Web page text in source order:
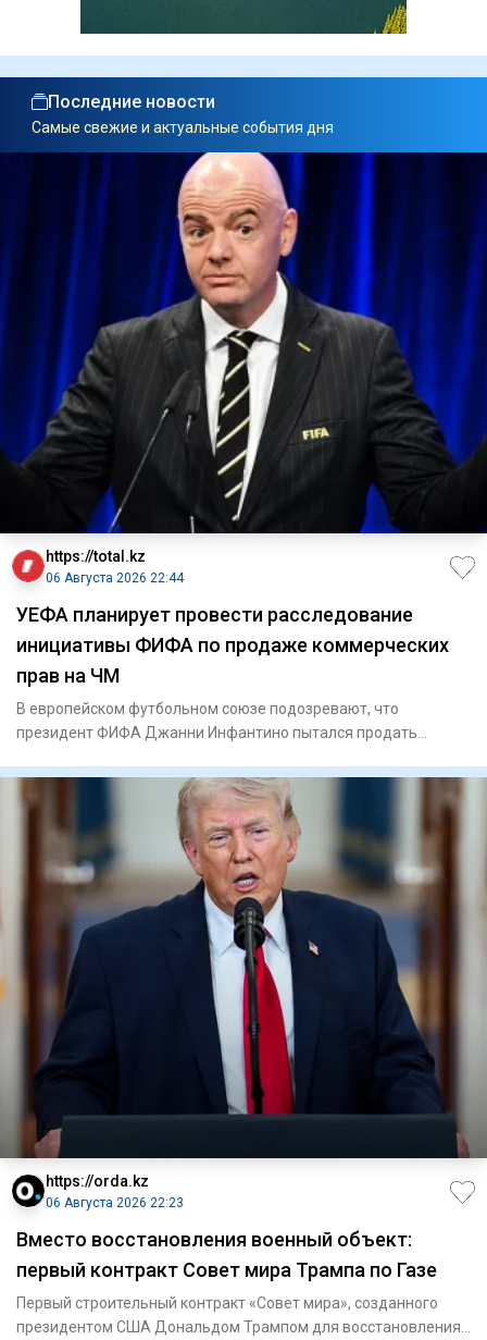
Последние новости
Самые свежие и актуальные события дня
https://total.kz
06 Августа 2026 22:44
УЕФА планирует провести расследование
инициативы ФИФА по продаже коммерческих
прав на ЧМ
В европейском футбольном союзе подозревают, что
президент ФИФА Джанни Инфантино пытался продать
https://orda.kz
06 Августа 2026 22:23
Вместо восстановления военный объект:
первый контракт Совет мира Трампа по Газе
Первый строительный контракт «Совет мира», созданного
президентом США Дональдом Трампом для восстановления